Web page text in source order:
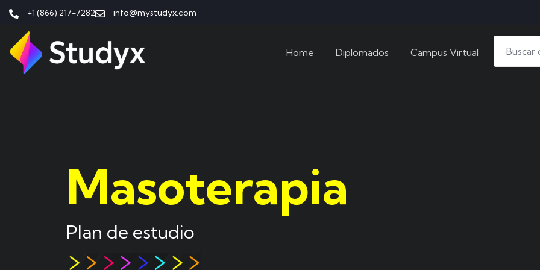
+1 (866) 217-7282 info@mystudyx.com
Home Diplomados Campus Virtual
Masoterapia
Plan de estudio